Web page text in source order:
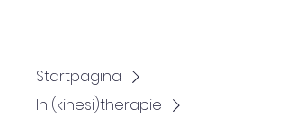
Startpagina
In (kinesi)therapie